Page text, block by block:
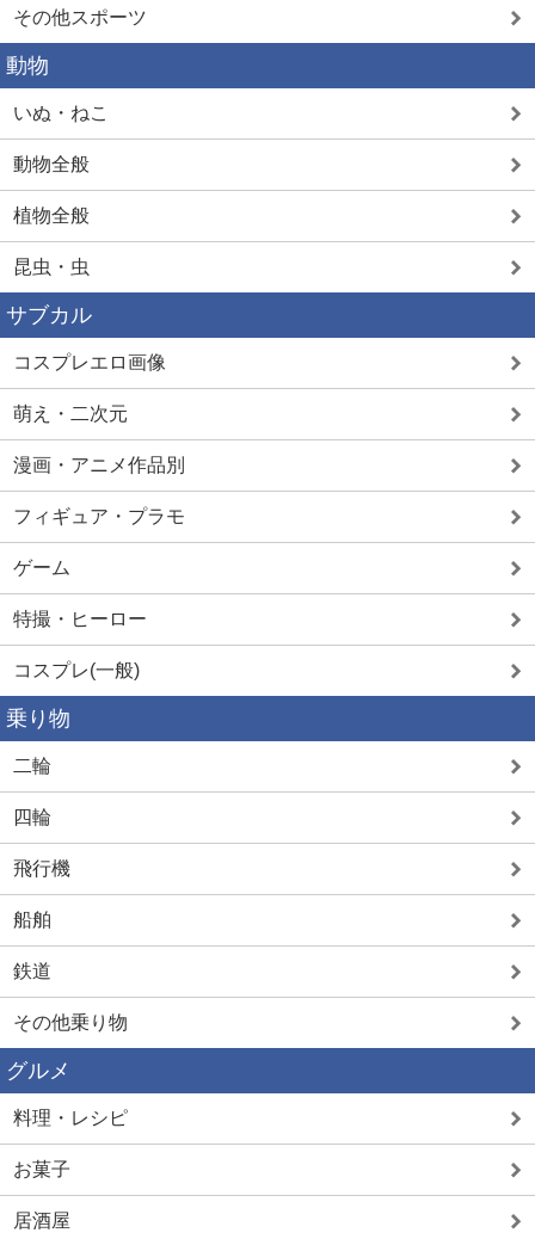
その他スポーツ
動物
いぬ・ねこ
動物全般
植物全般
昆虫・虫
サブカル
コスプレエロ画像
萌え・二次元
漫画・アニメ作品別
フィギュア・プラモ
ゲーム
特撮・ヒーロー
コスプレ(一般)
乗り物
二輪
四輪
飛行機
船舶
鉄道
その他乗り物
グルメ
料理・レシピ
お菓子
居酒屋